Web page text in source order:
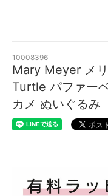
10008396
Mary Meyer メ
Turtle パファー
カメ ぬいぐるみ